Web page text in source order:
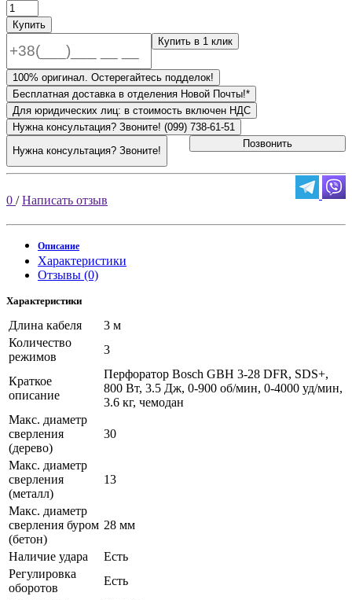
Купить
Купить в 1 клик
100% оригинал. Остерегайтесь подделок!
Бесплатная доставка в отделения Новой Почты!*
Для юридических лиц: в стоимость включен НДС
Нужна консультация? Звоните! (099) 738-61-51
Нужна консультация? Звоните!
Позвонить
0 /Написать отзыв
Описание
Характеристики
Отзывы (0)
Характеристики
Длина кабеля
3 м
Количество
режимов
3
Краткое
описание
Перфоратор Bosch GBH 3-28 DFR, SDS+,
800 Вт, 3.5 Дж, 0-900 об/мин, 0-4000 уд/мин,
3.6 кг, чемодан
Макс. диаметр
сверления
(дерево)
30
Макс. диаметр
сверления
(металл)
13
Макс. диаметр
сверления буром
(бетон)
28 мм
Наличие удара
Есть
Регулировка
оборотов
Есть